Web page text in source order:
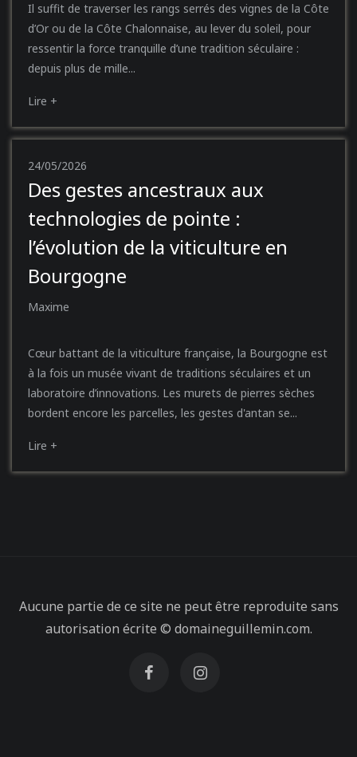
Il suffit de traverser les rangs serrés des vignes de la Côte
d’Or ou de la Côte Chalonnaise, au lever du soleil, pour
ressentir la force tranquille d’une tradition séculaire :
depuis plus de mille...
Lire +
24/05/2026
Des gestes ancestraux aux
technologies de pointe :
l’évolution de la viticulture en
Bourgogne
Maxime
Cœur battant de la viticulture française, la Bourgogne est
à la fois un musée vivant de traditions séculaires et un
laboratoire d’innovations. Les murets de pierres sèches
bordent encore les parcelles, les gestes d'antan se...
Lire +
Aucune partie de ce site ne peut être reproduite sans
autorisation écrite © domaineguillemin.com.